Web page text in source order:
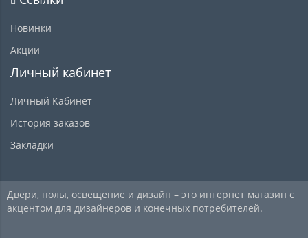
Новинки
Акции
Личный кабинет
Личный Кабинет
История заказов
Закладки
Двери, полы, освещение и дизайн – это интернет магазин с
акцентом для дизайнеров и конечных потребителей.